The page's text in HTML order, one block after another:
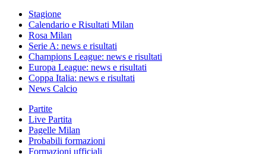
Stagione
Calendario e Risultati Milan
Rosa Milan
Serie A: news e risultati
Champions League: news e risultati
Europa League: news e risultati
Coppa Italia: news e risultati
News Calcio
Partite
Live Partita
Pagelle Milan
Probabili formazioni
Formazioni ufficiali